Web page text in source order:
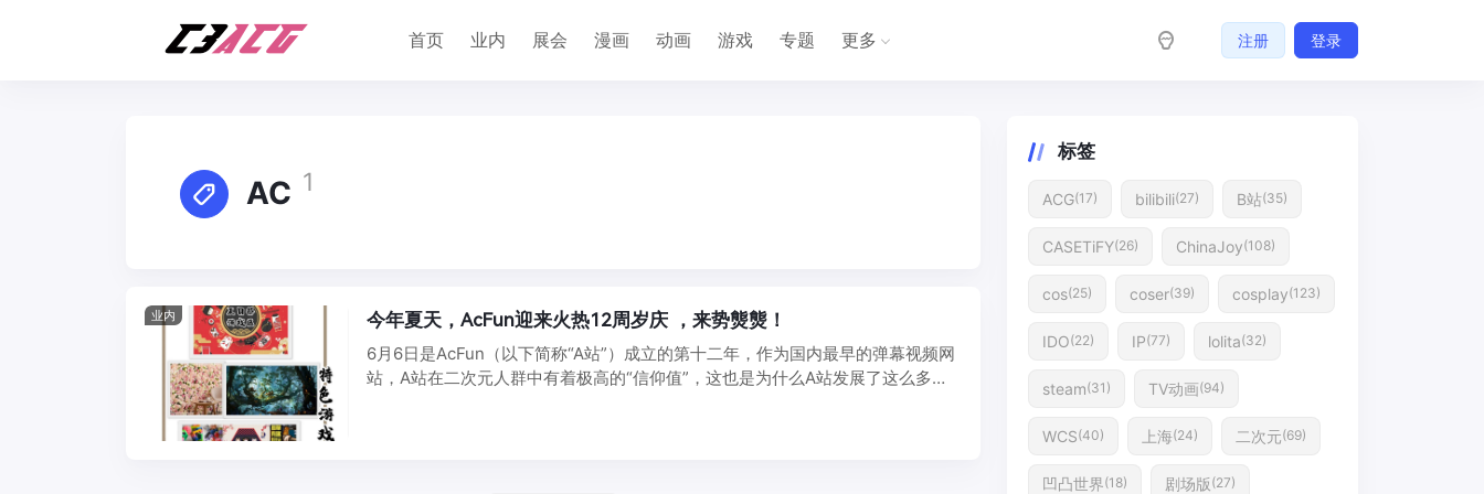
首页 业内 展会 漫画 动画 游戏 专题 更多 注册 登录
AC 1
业内 今年夏天，AcFun迎来火热12周岁庆 ，来势熋熋！
6月6日是AcFun（以下简称“A站”）成立的第十二年，作为国内最早的弹幕视频网
站，A站在二次元人群中有着极高的“信仰值”，这也是为什么A站发展了这么多
标签
ACG(17) bilibili(27) B站(35)
CASETiFY(26) ChinaJoy(108)
cos(25) coser(39) cosplay(123)
IDO(22) IP(77) lolita(32)
steam(31) TV动画(94)
WCS(40) 上海(24) 二次元(69)
凹凸世界(18) 剧场版(27)